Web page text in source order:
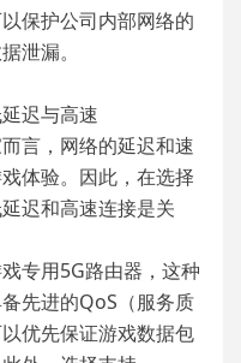
保护公司内部网络的
泄漏。
迟与高速
言，网络的延迟和速
体验。因此，在选择
迟和高速连接是关
专用5G路由器，这种
先进的QoS（服务质
优先保证游戏数据包